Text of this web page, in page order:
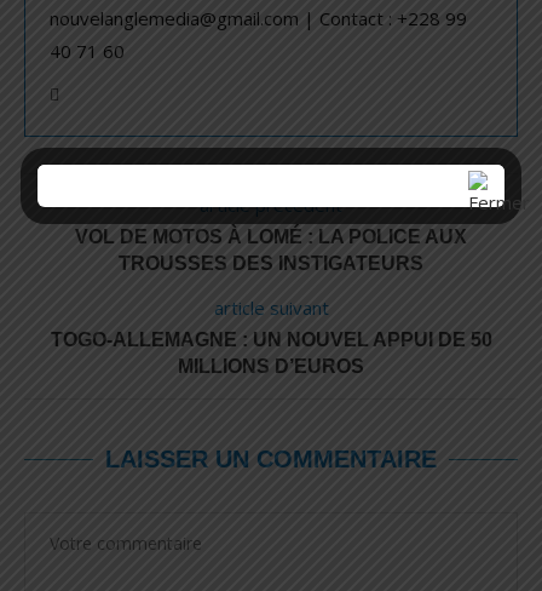
nouvelanglemedia@gmail.com | Contact : +228 99
40 71 60
article précédent
VOL DE MOTOS À LOMÉ : LA POLICE AUX
TROUSSES DES INSTIGATEURS
article suivant
TOGO-ALLEMAGNE : UN NOUVEL APPUI DE 50
MILLIONS D’EUROS
LAISSER UN COMMENTAIRE